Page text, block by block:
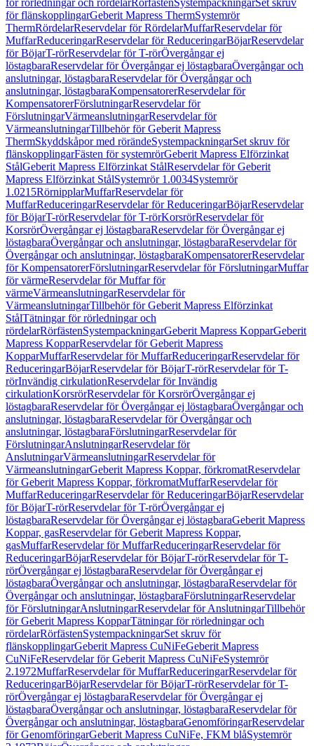
för rörledningar och rördelarRörfästenSystempackningarSet skruv
för flänskopplingarGeberit Mapress ThermSystemrör
ThermRördelarReservdelar för RördelarMuffarReservdelar för
MuffarReduceringarReservdelar för ReduceringarBöjarReservdelar
för BöjarT-rörReservdelar för T-rörÖvergångar ej
löstagbaraReservdelar för Övergångar ej löstagbaraÖvergångar och
anslutningar, löstagbaraReservdelar för Övergångar och
anslutningar, löstagbaraKompensatorerReservdelar för
KompensatorerFörslutningarReservdelar för
FörslutningarVärmeanslutningarReservdelar för
VärmeanslutningarTillbehör för Geberit Mapress
ThermSkyddskåpor med rörändeSystempackningarSet skruv för
flänskopplingarFästen för systemrörGeberit Mapress Elförzinkat
StålGeberit Mapress Elförzinkat StålReservdelar för Geberit
Mapress Elförzinkat StålSystemrör 1.0034Systemrör
1.0215RörnipplarMuffarReservdelar för
MuffarReduceringarReservdelar för ReduceringarBöjarReservdelar
för BöjarT-rörReservdelar för T-rörKorsrörReservdelar för
KorsrörÖvergångar ej löstagbaraReservdelar för Övergångar ej
löstagbaraÖvergångar och anslutningar, löstagbaraReservdelar för
Övergångar och anslutningar, löstagbaraKompensatorerReservdelar
för KompensatorerFörslutningarReservdelar för FörslutningarMuffar
för värmeReservdelar för Muffar för
värmeVärmeanslutningarReservdelar för
VärmeanslutningarTillbehör för Geberit Mapress Elförzinkat
StålTätningar för rörledningar och
rördelarRörfästenSystempackningarGeberit Mapress KopparGeberit
Mapress KopparReservdelar för Geberit Mapress
KopparMuffarReservdelar för MuffarReduceringarReservdelar för
ReduceringarBöjarReservdelar för BöjarT-rörReservdelar för T-
rörInvändig cirkulationReservdelar för Invändig
cirkulationKorsrörReservdelar för KorsrörÖvergångar ej
löstagbaraReservdelar för Övergångar ej löstagbaraÖvergångar och
anslutningar, löstagbaraReservdelar för Övergångar och
anslutningar, löstagbaraFörslutningarReservdelar för
FörslutningarAnslutningarReservdelar för
AnslutningarVärmeanslutningarReservdelar för
VärmeanslutningarGeberit Mapress Koppar, förkromatReservdelar
för Geberit Mapress Koppar, förkromatMuffarReservdelar för
MuffarReduceringarReservdelar för ReduceringarBöjarReservdelar
för BöjarT-rörReservdelar för T-rörÖvergångar ej
löstagbaraReservdelar för Övergångar ej löstagbaraGeberit Mapress
Koppar, gasReservdelar för Geberit Mapress Koppar,
gasMuffarReservdelar för MuffarReduceringarReservdelar för
ReduceringarBöjarReservdelar för BöjarT-rörReservdelar för T-
rörÖvergångar ej löstagbaraReservdelar för Övergångar ej
löstagbaraÖvergångar och anslutningar, löstagbaraReservdelar för
Övergångar och anslutningar, löstagbaraFörslutningarReservdelar
för FörslutningarAnslutningarReservdelar för AnslutningarTillbehör
för Geberit Mapress KopparTätningar för rörledningar och
rördelarRörfästenSystempackningarSet skruv för
flänskopplingarGeberit Mapress CuNiFeGeberit Mapress
CuNiFeReservdelar för Geberit Mapress CuNiFeSystemrör
2.1972MuffarReservdelar för MuffarReduceringarReservdelar för
ReduceringarBöjarReservdelar för BöjarT-rörReservdelar för T-
rörÖvergångar ej löstagbaraReservdelar för Övergångar ej
löstagbaraÖvergångar och anslutningar, löstagbaraReservdelar för
Övergångar och anslutningar, löstagbaraGenomföringarReservdelar
för GenomföringarGeberit Mapress CuNiFe, FKM blåSystemrör